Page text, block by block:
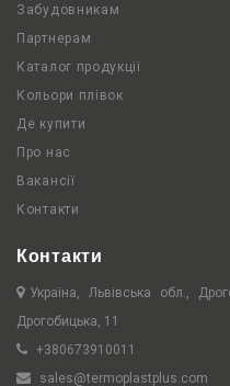
Забудовникам
Партнерам
Каталог продукції
Кольори плівок
Де купити
Про нас
Вакансії
Контакти
Контакти
Україна, Львівська обл.,
Дрогобицька, 11
+380673910011
sales@termoplastplus.com